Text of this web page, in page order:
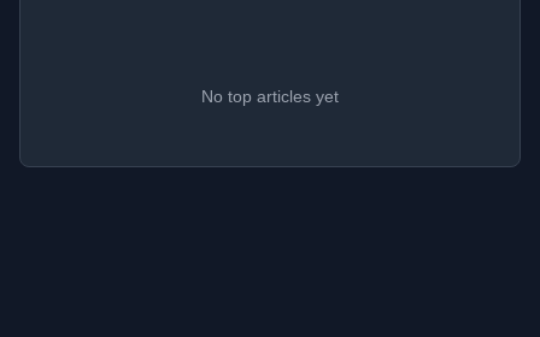
No top articles yet